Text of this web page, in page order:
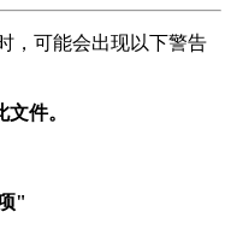
，可能会出现以下警告
件。
"